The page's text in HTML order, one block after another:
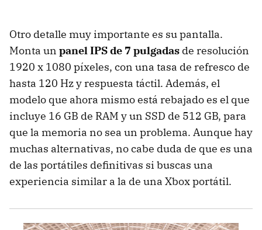
Otro detalle muy importante es su pantalla.
Monta un panel IPS de 7 pulgadas de resolución
1920 x 1080 píxeles, con una tasa de refresco de
hasta 120 Hz y respuesta táctil. Además, el
modelo que ahora mismo está rebajado es el que
incluye 16 GB de RAM y un SSD de 512 GB, para
que la memoria no sea un problema. Aunque hay
muchas alternativas, no cabe duda de que es una
de las portátiles definitivas si buscas una
experiencia similar a la de una Xbox portátil.